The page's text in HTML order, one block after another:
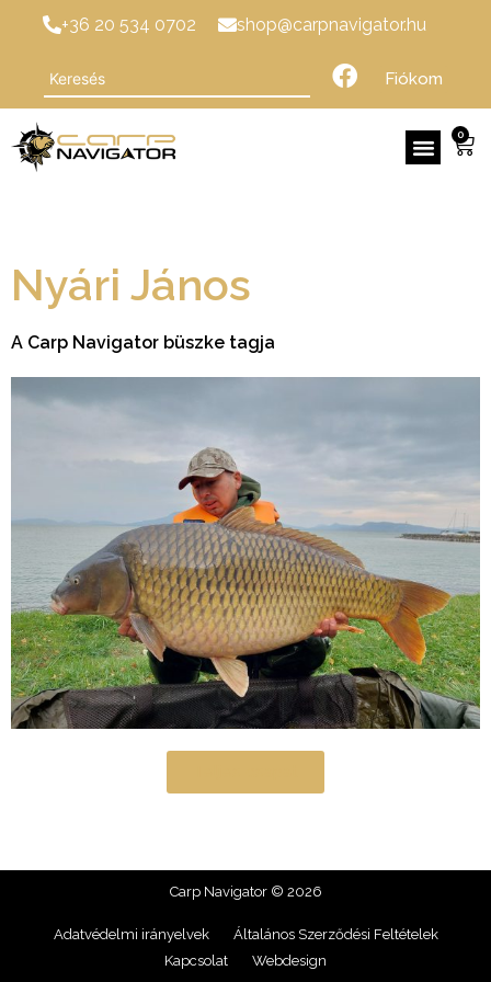
+36 20 534 0702 shop@carpnavigator.hu
Fiókom
0
Nyári János
A Carp Navigator büszke tagja
Carp Navigator © 2026
Adatvédelmi irányelvek
Általános Szerződési Feltételek
Kapcsolat
Webdesign